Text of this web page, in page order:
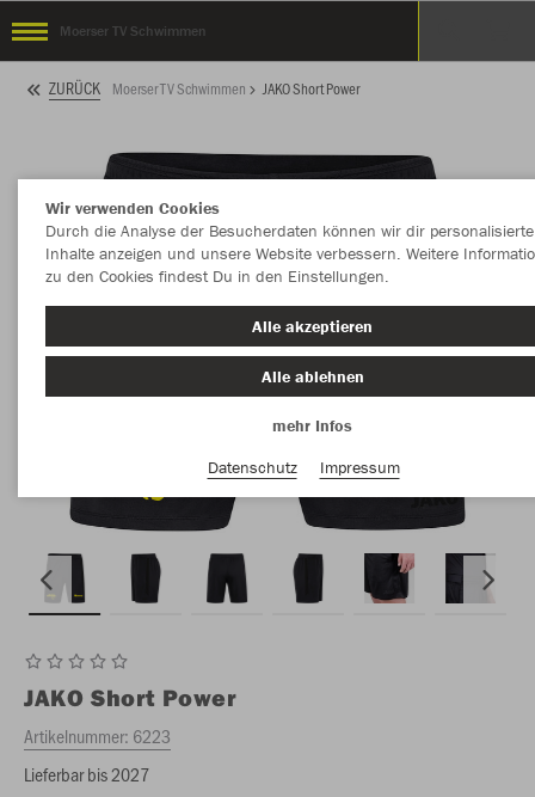
Moerser TV Schwimmen
ZURÜCK Moerser TV Schwimmen JAKO Short Power
JAKO Short Power
Artikelnummer: 6223
Lieferbar bis 2027
Wir verwenden Cookies
Durch die Analyse der Besucherdaten können wir dir personalisierte
Inhalte anzeigen und unsere Website verbessern. Weitere
zu den Cookies findest Du in den Einstellungen.
Alle akzeptieren
Alle ablehnen
mehr Infos
Datenschutz
Impressum